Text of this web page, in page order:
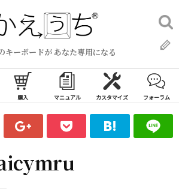
キーボードが あなた専用になる
検
索:
購入 マニュアル カスタマイズ フォーラム